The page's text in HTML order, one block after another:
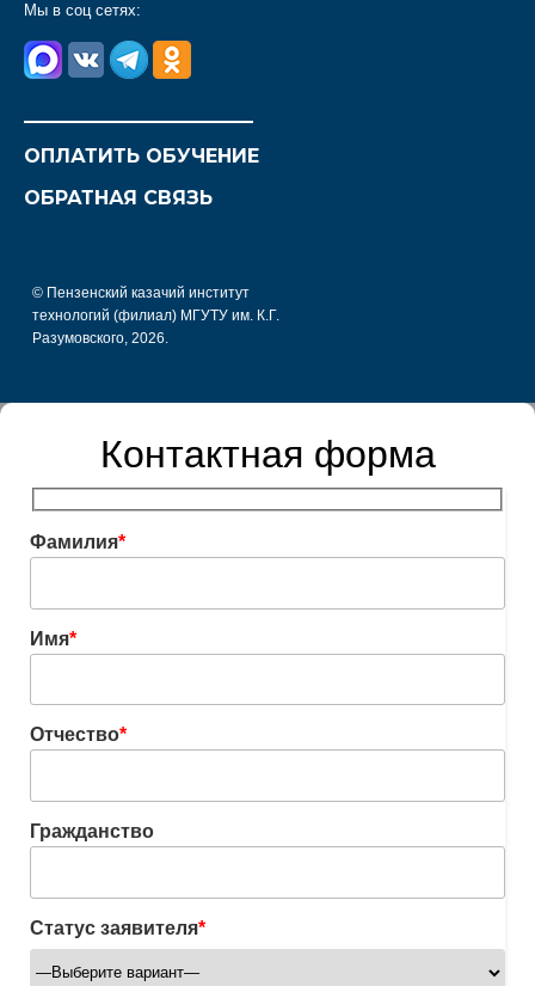
Мы в соц сетях:
ОПЛАТИТЬ ОБУЧЕНИЕ
ОБРАТНАЯ СВЯЗЬ
© Пензенский казачий институт
технологий (филиал) МГУТУ им. К.Г.
Разумовского, 2026.
Контактная форма
Фамилия*
Имя*
Отчество*
Гражданство
Статус заявителя*